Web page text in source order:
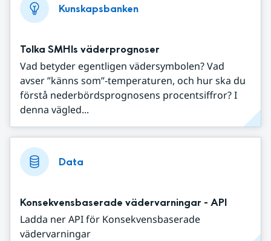
Kunskapsbanken
Tolka SMHIs väderprognoser
Vad betyder egentligen vädersymbolen? Vad
avser ”känns som”-temperaturen, och hur ska du
förstå nederbördsprognosens procentsiffror? I
denna vägled...
Data
Konsekvensbaserade vädervarningar - API
Ladda ner API för Konsekvensbaserade
vädervarningar